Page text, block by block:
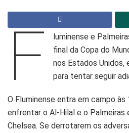
F
luminense e
final da Copa do
nos Estados Unidos,
para tentar seguir
O Fluminense entra em campo às
enfrentar o Al-Hilal e o Palmeiras
Chelsea. Se derrotarem os